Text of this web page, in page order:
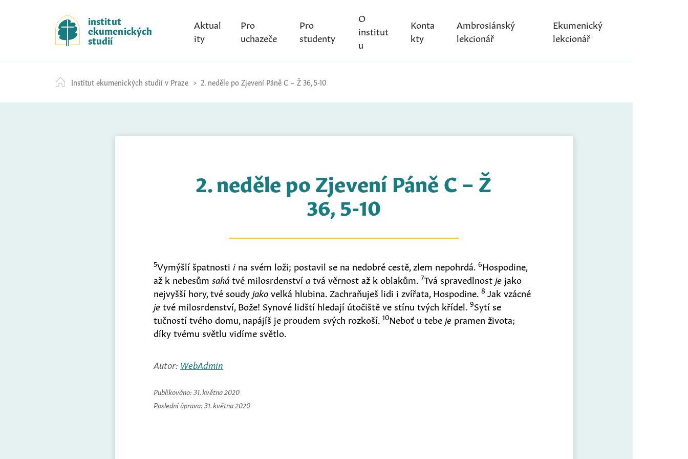
k
i
p
t
c
o
institut
ekumenických
studií
Aktual
ity
Pro
uchazeče
Pro
studenty
O
institut
u
Konta
kty
Ambrosiánský
lekcionář
Ekumenický
lekcionář
Institut ekumenických studií v Praze 2. neděle po Zjevení Páně C – Ž 36, 5-10
2. neděle po Zjevení Páně C – Ž
36, 5-10
5Vymýšlí špatnosti i na svém loži; postavil se na nedobré cestě, zlem nepohrdá.6Hospodine,
až k nebesům sahátvé milosrdenstvíatvá věrnost až k oblakům.7Tvá spravedlnost je jako
nejvyšší hory, tvé soudy jakovelká hlubina. Zachraňuješ lidi i zvířata, Hospodine.8 Jak vzácné
jetvé milosrdenství, Bože! Synové lidští hledají útočiště ve stínu tvých křídel.9Sytí se
tučností tvého domu, napájíš je proudem svých rozkoší.10Neboť u tebe je pramen života;
díky tvému světlu vidíme světlo.
Autor: WebAdmin
Publikováno: 31. května 2020
Poslední úprava: 31. května 2020